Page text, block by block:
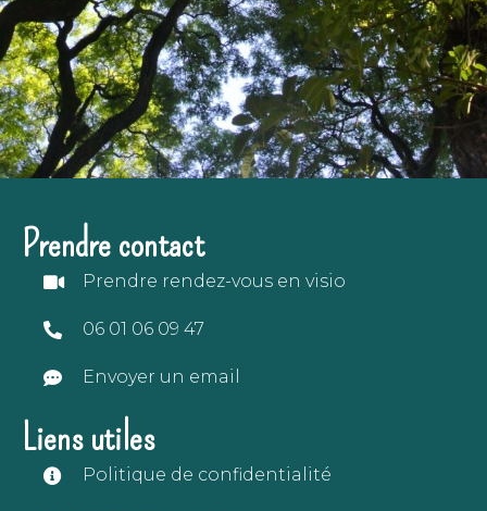
Prendre contact
Prendre rendez-vous en visio
06 01 06 09 47
Envoyer un email
Liens utiles
Politique de confidentialité